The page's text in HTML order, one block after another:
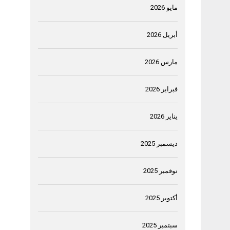
مايو 2026
أبريل 2026
مارس 2026
فبراير 2026
يناير 2026
ديسمبر 2025
نوفمبر 2025
أكتوبر 2025
سبتمبر 2025